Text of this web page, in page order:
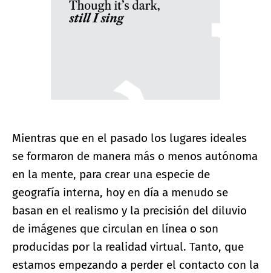
Mientras que en el pasado los lugares ideales
se formaron de manera más o menos autónoma
en la mente, para crear una especie de
geografía interna, hoy en día a menudo se
basan en el realismo y la precisión del diluvio
de imágenes que circulan en línea o son
producidas por la realidad virtual. Tanto, que
estamos empezando a perder el contacto con la